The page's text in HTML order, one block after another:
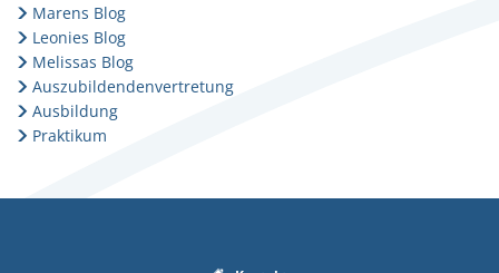
Marens Blog
Leonies Blog
Melissas Blog
Auszubildendenvertretung
Ausbildung
Praktikum